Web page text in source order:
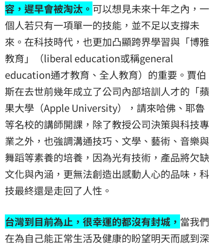
容，遲早會被淘汰。 可以想見未來十年之內，一
個人若只有一項單一的技能，並不足以支撐未
來。在科技時代，也更加凸顯跨界學習與「博雅
教育」（liberal education或稱general
education通才教育、全人教育）的重要。賈伯
斯在去世前幾年成立了公司內部培訓人才的「蘋
果大學（Apple University），請來哈佛、耶魯
等名校的講師開課，除了教授公司決策與科技專
業之外，也強調溝通技巧、文學、藝術、音樂與
舞蹈等素養的培養，因為光有技術，產品將欠缺
文化與內涵，更無法創造出感動人心的品味，科
技最終還是走回了人性。
台灣到目前為止，很幸運的都沒有封城， 當我們
在為自己能正常生活及健康的盼望明天而感到深